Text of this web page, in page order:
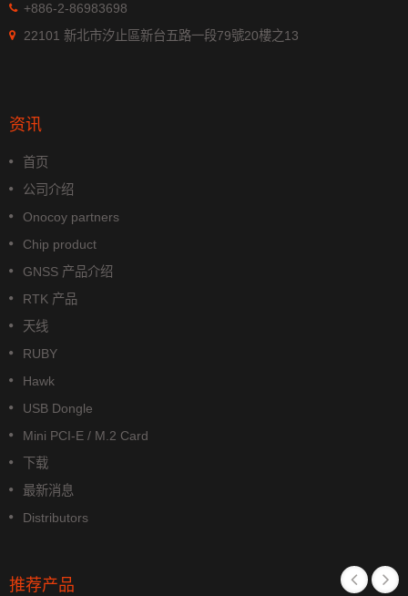
+886-2-86983698
22101 新北市汐止區新台五路一段79號20樓之13
资讯
首页
公司介绍
Onocoy partners
Chip product
GNSS 产品介绍
RTK 产品
天线
RUBY
Hawk
USB Dongle
Mini PCI-E / M.2 Card
下载
最新消息
Distributors
推荐产品